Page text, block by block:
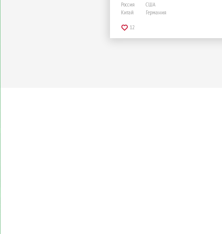
Россия
Китай
США
Германия
12